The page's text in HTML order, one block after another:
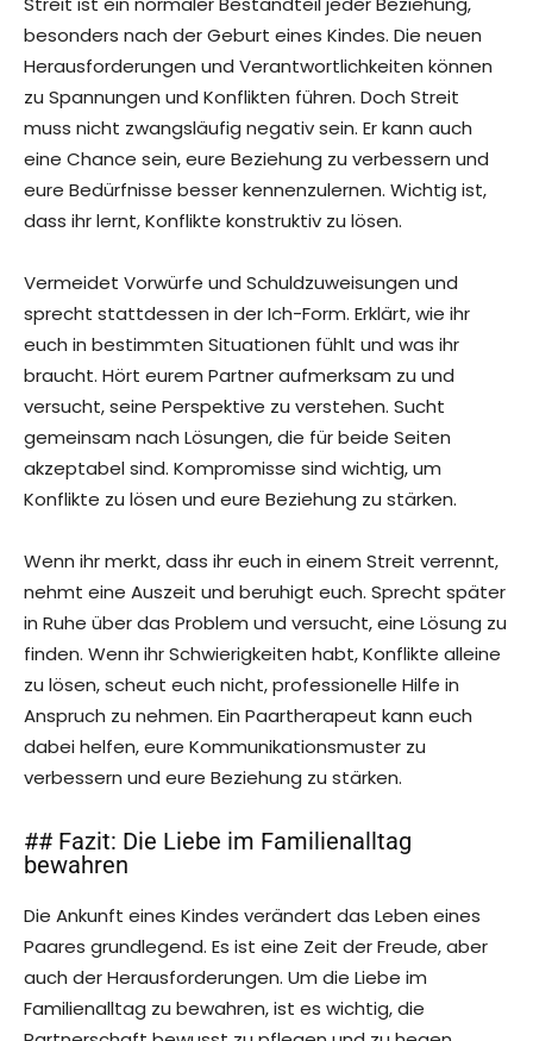
besonders nach der Geburt eines Kindes. Die neuen
Herausforderungen und Verantwortlichkeiten können
zu Spannungen und Konflikten führen. Doch Streit
muss nicht zwangsläufig negativ sein. Er kann auch
eine Chance sein, eure Beziehung zu verbessern und
eure Bedürfnisse besser kennenzulernen. Wichtig ist,
dass ihr lernt, Konflikte konstruktiv zu lösen.
Vermeidet Vorwürfe und Schuldzuweisungen und
sprecht stattdessen in der Ich-Form. Erklärt, wie ihr
euch in bestimmten Situationen fühlt und was ihr
braucht. Hört eurem Partner aufmerksam zu und
versucht, seine Perspektive zu verstehen. Sucht
gemeinsam nach Lösungen, die für beide Seiten
akzeptabel sind. Kompromisse sind wichtig, um
Konflikte zu lösen und eure Beziehung zu stärken.
Wenn ihr merkt, dass ihr euch in einem Streit verrennt,
nehmt eine Auszeit und beruhigt euch. Sprecht später
in Ruhe über das Problem und versucht, eine Lösung zu
finden. Wenn ihr Schwierigkeiten habt, Konflikte alleine
zu lösen, scheut euch nicht, professionelle Hilfe in
Anspruch zu nehmen. Ein Paartherapeut kann euch
dabei helfen, eure Kommunikationsmuster zu
verbessern und eure Beziehung zu stärken.
## Fazit: Die Liebe im Familienalltag
bewahren
Die Ankunft eines Kindes verändert das Leben eines
Paares grundlegend. Es ist eine Zeit der Freude, aber
auch der Herausforderungen. Um die Liebe im
Familienalltag zu bewahren, ist es wichtig, die